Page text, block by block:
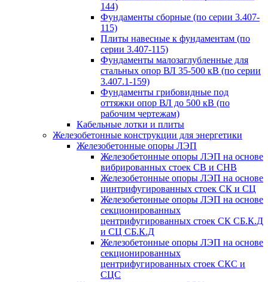
144)
Фундаменты сборные (по серии 3.407-
115)
Плиты навесные к фундаментам (по
серии 3.407-115)
Фундаменты малозаглубленные для
стальных опор ВЛ 35-500 кВ (по серии
3.407.1-159)
Фундаменты грибовидные под
оттяжки опор ВЛ до 500 кВ (по
рабочим чертежам)
Кабельные лотки и плиты
Железобетонные конструкции для энергетики
Железобетонные опоры ЛЭП
Железобетонные опоры ЛЭП на основе
вибрированных стоек СВ и СНВ
Железобетонные опоры ЛЭП на основе
цинтрифугированных стоек СК и СЦ
Железобетонные опоры ЛЭП на основе
секционированных
центрифугированных стоек СК СБ.К.Д
и СЦ СБ.К.Д
Железобетонные опоры ЛЭП на основе
секционированных
центрифугированных стоек СКС и
СЦС